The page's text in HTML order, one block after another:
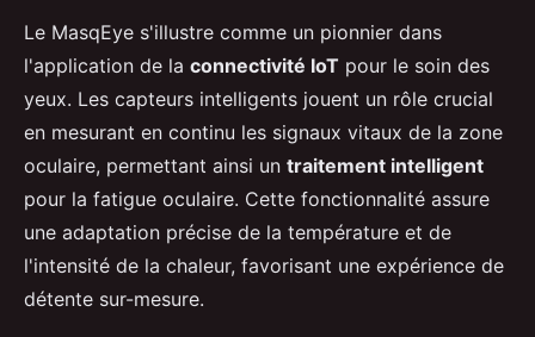
Le MasqEye s'illustre comme un pionnier dans
l'application de la connectivité IoT pour le soin des
yeux. Les capteurs intelligents jouent un rôle crucial
en mesurant en continu les signaux vitaux de la zone
oculaire, permettant ainsi un traitement intelligent
pour la fatigue oculaire. Cette fonctionnalité assure
une adaptation précise de la température et de
l'intensité de la chaleur, favorisant une expérience de
détente sur-mesure.